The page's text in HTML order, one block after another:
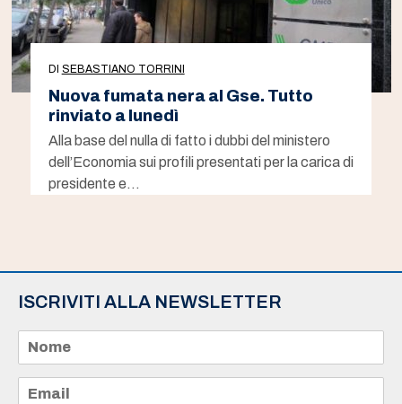
DI SEBASTIANO TORRINI
Nuova fumata nera al Gse. Tutto
rinviato a lunedì
Alla base del nulla di fatto i dubbi del ministero
dell’Economia sui profili presentati per la carica di
presidente e…
ISCRIVITI ALLA NEWSLETTER
m
e